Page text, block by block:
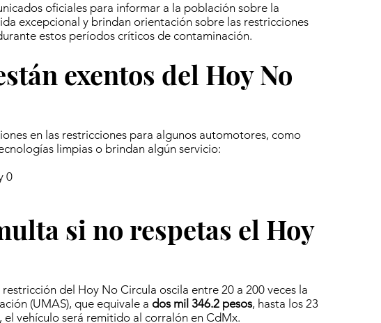
oficiales para informar a la población sobre la
excepcional y brindan orientación sobre las restricciones
estos períodos críticos de contaminación.
exentos del Hoy No
en las restricciones para algunos automotores, como
limpias o brindan algún servicio:
0
si no respetas el Hoy
del Hoy No Circula oscila entre 20 a 200 veces la
(UMAS), que equivale a dos mil 346.2 pesos, hasta los 23
el vehículo será remitido al corralón en CdMx.